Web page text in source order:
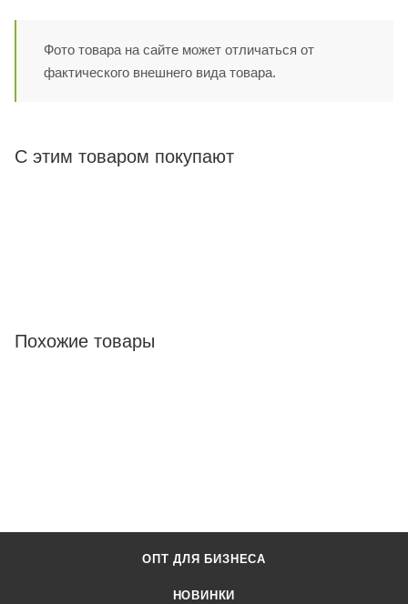
Фото товара на сайте может отличаться от
фактического внешнего вида товара.
С этим товаром покупают
Похожие товары
ОПТ ДЛЯ БИЗНЕСА
НОВИНКИ